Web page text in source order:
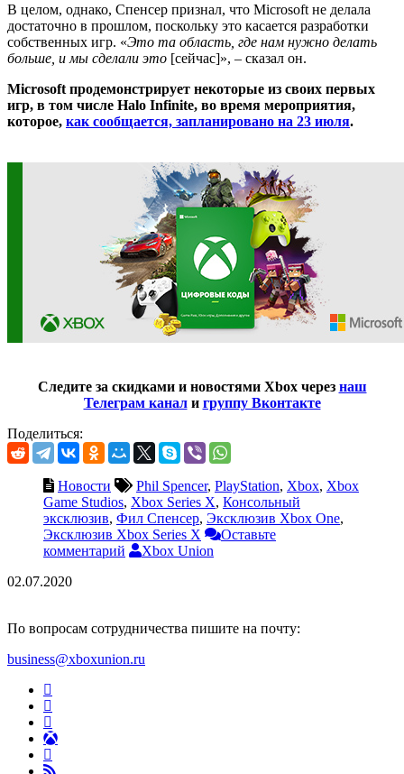
В целом, однако, Спенсер признал, что Microsoft не делала
достаточно в прошлом, поскольку это касается разработки
собственных игр. «Это та область, где нам нужно делать
больше, и мы сделали это [сейчас]», – сказал он.
Microsoft продемонстрирует некоторые из своих первых
игр, в том числе Halo Infinite, во время мероприятия,
которое, как сообщается, запланировано на 23 июля.
Следите за скидками и новостями Xbox через наш
Телеграм канали группу Вконтакте
Поделиться:
Новости Phil Spencer, PlayStation, Xbox, Xbox
Game Studios, Xbox Series X, Консольный
эксклюзив, Фил Спенсер, Эксклюзив Xbox One,
Эксклюзив Xbox Series X
Оставьте
комментарий
Xbox Union
02.07.2020
По вопросам сотрудничества пишите на почту:
business@xboxunion.ru